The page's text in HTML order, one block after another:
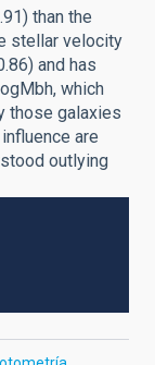
than the
stellar velocity
and has
which
those galaxies
are
outlying